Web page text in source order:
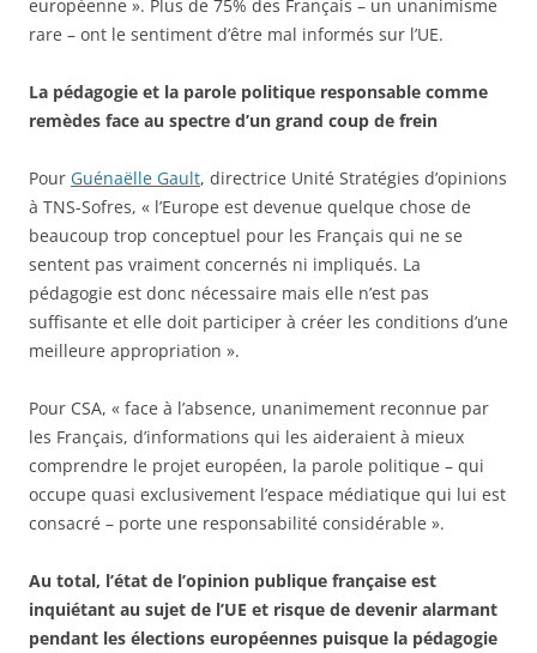
européenne ». Plus de 75% des Français – un unanimisme
rare – ont le sentiment d’être mal informés sur l’UE.
La pédagogie et la parole politique responsable comme
remèdes face au spectre d’un grand coup de frein
Pour Guénaëlle Gault, directrice Unité Stratégies d’opinions
à TNS-Sofres, « l’Europe est devenue quelque chose de
beaucoup trop conceptuel pour les Français qui ne se
sentent pas vraiment concernés ni impliqués. La
pédagogie est donc nécessaire mais elle n’est pas
suffisante et elle doit participer à créer les conditions d’une
meilleure appropriation ».
Pour CSA, « face à l’absence, unanimement reconnue par
les Français, d’informations qui les aideraient à mieux
comprendre le projet européen, la parole politique – qui
occupe quasi exclusivement l’espace médiatique qui lui est
consacré – porte une responsabilité considérable ».
Au total, l’état de l’opinion publique française est
inquiétant au sujet de l’UE et risque de devenir alarmant
pendant les élections européennes puisque la pédagogie